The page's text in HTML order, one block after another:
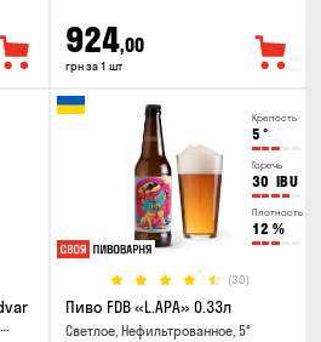
924,00
грн за 1 шт
Крепость
5 °
Горечь
30 IBU
Плотность
12 %
(30)
Пиво FDB «L.APA» 0.33л
Светлое, Нефильтрованное, 5°